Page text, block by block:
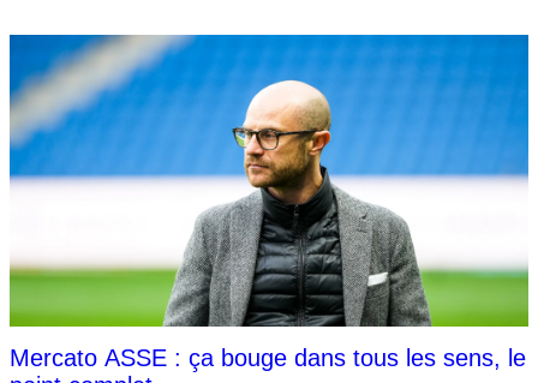
Mercato ASSE : ça bouge dans tous les sens, le